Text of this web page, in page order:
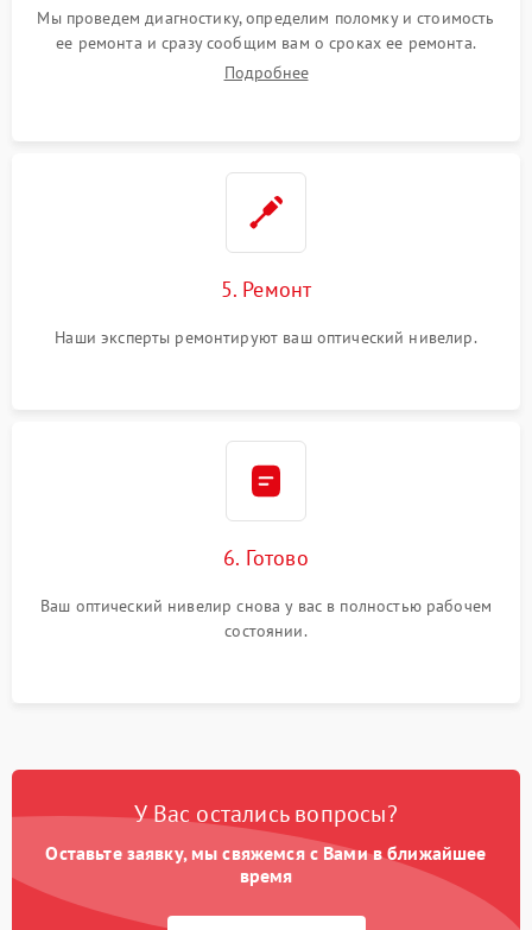
Мы проведем диагностику, определим поломку и стоимость
ее ремонта и сразу сообщим вам о сроках ее ремонта.
Подробнее
5. Ремонт
Наши эксперты ремонтируют ваш оптический нивелир.
6. Готово
Ваш оптический нивелир снова у вас в полностью рабочем
состоянии.
У Вас остались вопросы?
Оставьте заявку, мы свяжемся с Вами в ближайшее
время